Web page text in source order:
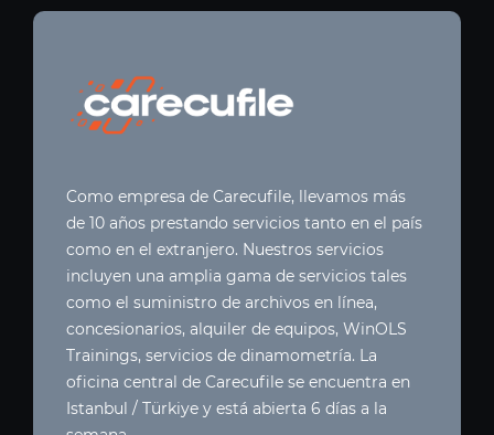
Como empresa de Carecufile, llevamos más
de 10 años prestando servicios tanto en el país
como en el extranjero. Nuestros servicios
incluyen una amplia gama de servicios tales
como el suministro de archivos en línea,
concesionarios, alquiler de equipos, WinOLS
Trainings, servicios de dinamometría. La
oficina central de Carecufile se encuentra en
Istanbul / Türkiye y está abierta 6 días a la